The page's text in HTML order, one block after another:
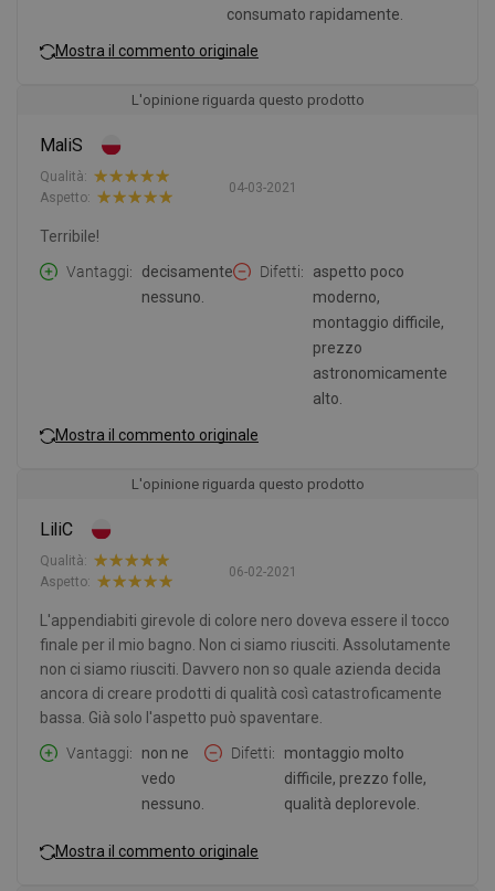
consumato rapidamente.
Mostra il commento originale
L'opinione riguarda questo prodotto
MaliS
04-03-2021
Qualità:
Aspetto:
Terribile!
Vantaggi
decisamente
nessuno.
Difetti
aspetto poco
moderno,
montaggio difficile,
prezzo
astronomicamente
alto.
Mostra il commento originale
L'opinione riguarda questo prodotto
LiliC
06-02-2021
Qualità:
Aspetto:
L'appendiabiti girevole di colore nero doveva essere il tocco
finale per il mio bagno. Non ci siamo riusciti. Assolutamente
non ci siamo riusciti. Davvero non so quale azienda decida
ancora di creare prodotti di qualità così catastroficamente
bassa. Già solo l'aspetto può spaventare.
Vantaggi
non ne
vedo
nessuno.
Difetti
montaggio molto
difficile, prezzo folle,
qualità deplorevole.
Mostra il commento originale